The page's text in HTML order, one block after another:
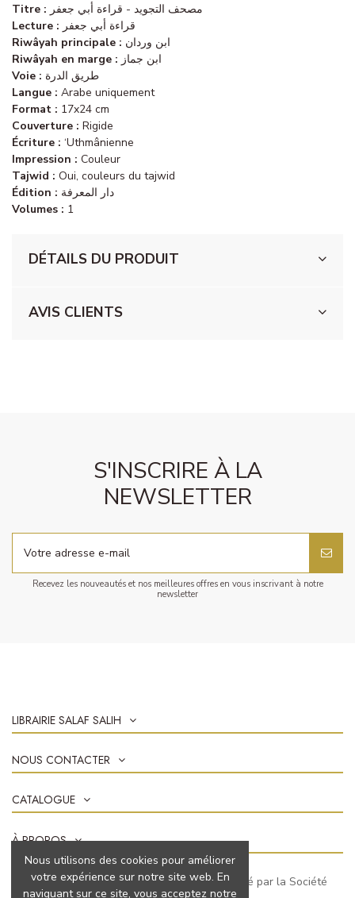
Titre : مصحف التجويد - قراءة أبي جعفر
Lecture : قراءة أبي جعفر
Riwâyah principale : ابن وردان
Riwâyah en marge : ابن جماز
Voie : طريق الدرة
Langue : Arabe uniquement
Format : 17x24 cm
Couverture : Rigide
Écriture : ‘Uthmânienne
Impression : Couleur
Tajwid : Oui, couleurs du tajwid
Édition : دار المعرفة
Volumes : 1
DÉTAILS DU PRODUIT
AVIS CLIENTS
S'INSCRIRE À LA
NEWSLETTER
Recevez les nouveautés et nos meilleures offres en vous inscrivant à notre
newsletter
LIBRAIRIE SALAF SALIH
NOUS CONTACTER
CATALOGUE
À PROPOS
Marchand approuvé par la Société
Nous utilisons des cookies pour améliorer
votre expérience sur notre site web. En
naviguant sur ce site, vous acceptez notre